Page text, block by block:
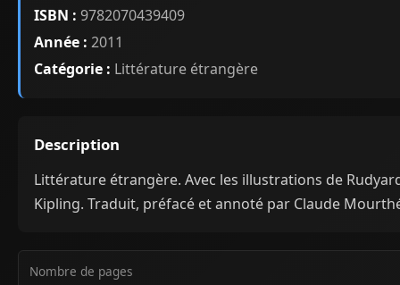
ISBN : 9782070439409
Année : 2011
Catégorie : Littérature étrangère
Description
Littérature étrangère. Avec les illustrations de
Kipling. Traduit, préfacé et annoté par Claude
Nombre de pages